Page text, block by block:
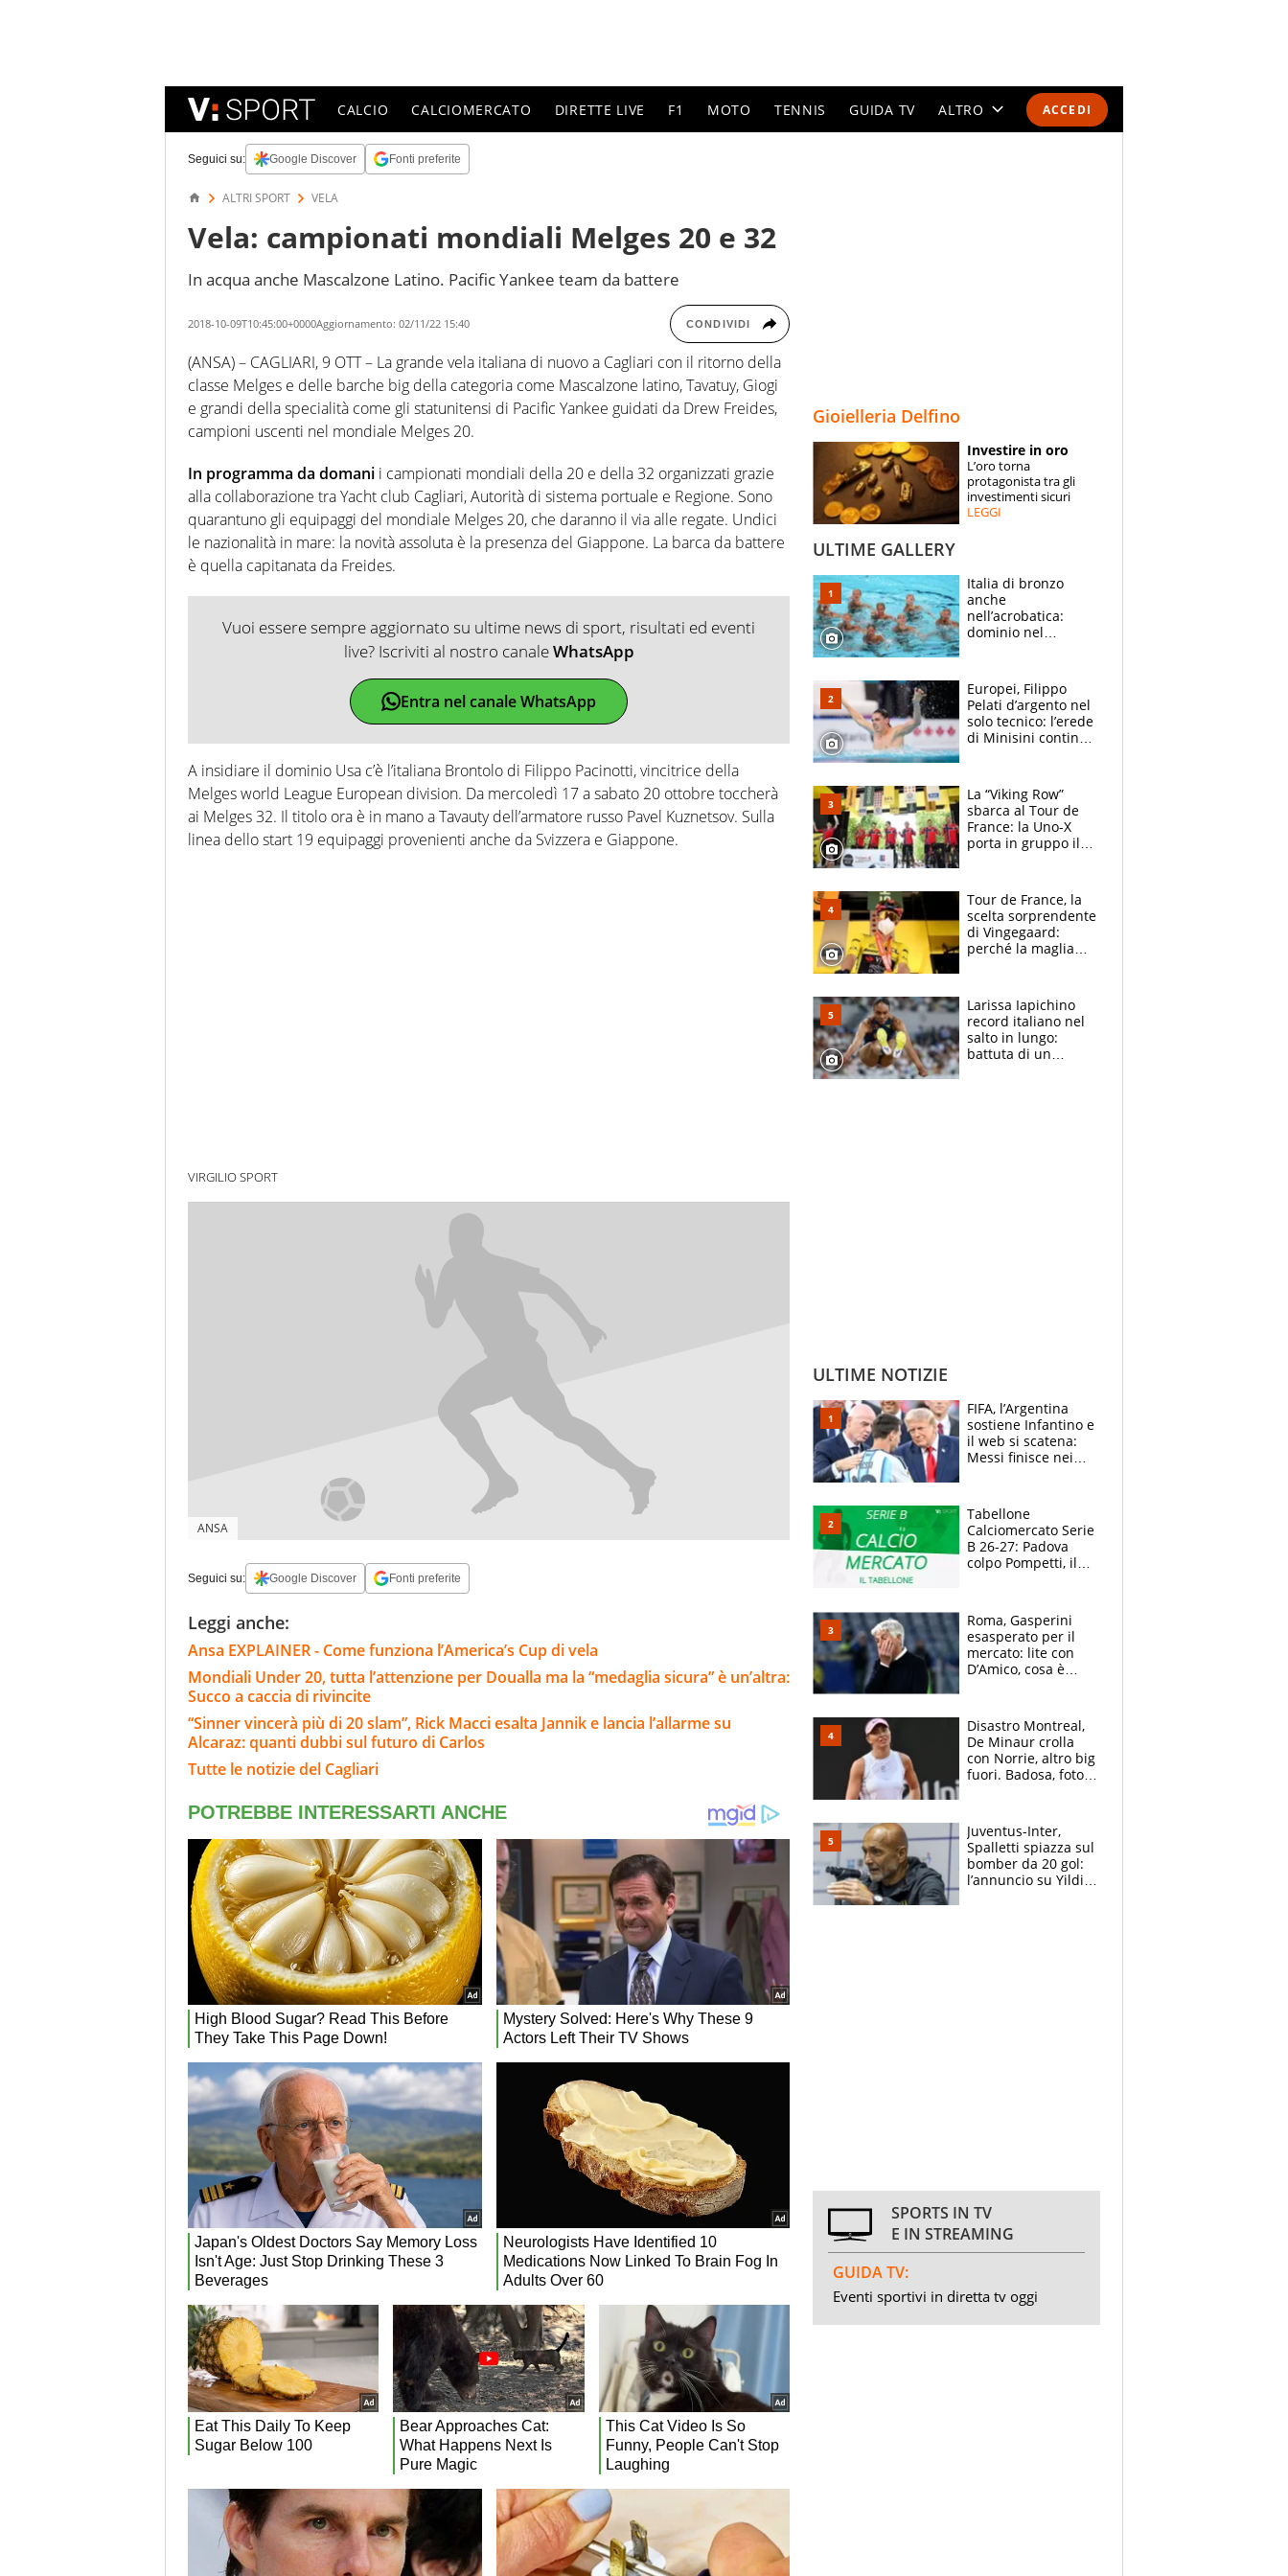
ACCEDI
CALCIO CALCIOMERCATO DIRETTE LIVE F1 MOTO TENNIS GUIDA TV ALTRO
SPECIALI
ESPERTI
Seguici su: Google Discover Fonti preferite
ALTRI SPORT VELA
Vela: campionati mondiali Melges 20 e 32
In acqua anche Mascalzone Latino. Pacific Yankee team da battere
2018-10-09T10:45:00+0000Aggiornamento: 02/11/22 15:40 CONDIVIDI
(ANSA) – CAGLIARI, 9 OTT – La grande vela italiana di nuovo a Cagliari con il ritorno della
classe Melges e delle barche big della categoria come Mascalzone latino, Tavatuy, Giogi
e grandi della specialità come gli statunitensi di Pacific Yankee guidati da Drew Freides,
campioni uscenti nel mondiale Melges 20.
In programma da domani i campionati mondiali della 20 e della 32 organizzati grazie
alla collaborazione tra Yacht club Cagliari, Autorità di sistema portuale e Regione. Sono
quarantuno gli equipaggi del mondiale Melges 20, che daranno il via alle regate. Undici
le nazionalità in mare: la novità assoluta è la presenza del Giappone. La barca da battere
è quella capitanata da Freides.
Vuoi essere sempre aggiornato su ultime news di sport, risultati ed eventi
live? Iscriviti al nostro canaleWhatsApp
Entra nel canale WhatsApp
A insidiare il dominio Usa c’è l’italiana Brontolo di Filippo Pacinotti, vincitrice della
Melges world League European division. Da mercoledì 17 a sabato 20 ottobre toccherà
ai Melges 32. Il titolo ora è in mano a Tavauty dell’armatore russo Pavel Kuznetsov. Sulla
linea dello start 19 equipaggi provenienti anche da Svizzera e Giappone.
VIRGILIO SPORT
ANSA
Seguici su: Google Discover Fonti preferite
Leggi anche:
Ansa EXPLAINER - Come funziona l’America’s Cup di vela
Mondiali Under 20, tutta l’attenzione per Doualla ma la “medaglia sicura” è un’altra:
Succo a caccia di rivincite
“Sinner vincerà più di 20 slam”, Rick Macci esalta Jannik e lancia l’allarme su
Alcaraz: quanti dubbi sul futuro di Carlos
Tutte le notizie del Cagliari
Gioielleria Delfino
Investire in oro
L’oro torna
protagonista tra gli
investimenti sicuri
LEGGI
ULTIME GALLERY
Italia di bronzo
anche
nell’acrobatica:
dominio nel
e compagni
continuare
Europei, Filippo
Pelati d’argento nel
solo tecnico: l’erede
di Minisini continua
mirino
La “Viking Row”
sbarca al Tour de
France: la Uno-X
porta in gruppo il
compagni
Tour de France, la
scelta sorprendente
di Vingegaard:
perché la maglia
rischio da evitare
Larissa Iapichino
record italiano nel
salto in lungo:
battuta di un
ULTIME NOTIZIE
FIFA, l’Argentina
sostiene Infantino e
il web si scatena:
Messi finisce nei
polemiche
Tabellone
Calciomercato Serie
B 26-27: Padova
colpo Pompetti, il
Roma, Gasperini
esasperato per il
mercato: lite con
D’Amico, cosa è
Disastro Montreal,
De Minaur crolla
con Norrie, altro big
fuori. Badosa, foto
Juventus-Inter,
Spalletti spiazza sul
bomber da 20 gol:
l’annuncio su Yildiz
SPORTS IN TV
E IN STREAMING
GUIDA TV:
Eventi sportivi in diretta tv oggi